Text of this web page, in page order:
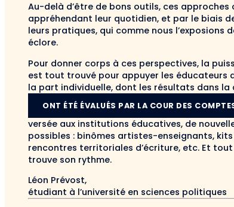
Au-delà d’être de bons outils, ces
appréhendant leur quotidien, et par le biais
leurs pratiques, qui comme nous l’exposions
éclore.
Pour donner corps à ces perspectives, la
est tout trouvé pour appuyer les éducateurs
la part individuelle, dont les résultats dans
ONT ÉTÉ ÉVALUÉS PAR LA COUR DES
versée aux institutions éducatives, de
possibles : binômes artistes-enseignants,
rencontres territoriales d’écriture, etc. Et
trouve son rythme.
Léon Prévost,
étudiant à l’université en sciences politiques